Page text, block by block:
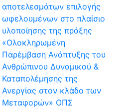
αποτελεσμάτων επιλογής
ωφελουμένων στο πλαίσιο
υλοποίησης της πράξης
«Ολοκληρωμένη
Παρέμβαση Ανάπτυξης του
Ανθρώπινου Δυναμικού &
Καταπολέμησης της
Ανεργίας στον κλάδο των
Μεταφορών» ΟΠΣ